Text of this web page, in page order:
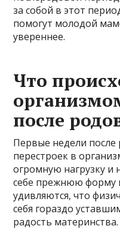
за собой в этот
помогут молодой
увереннее.
Что
после
Первые недели
перестроек в
огромную нагрузку и
себе прежнюю форму
удивляются, что
себя гораздо
радость материнства.